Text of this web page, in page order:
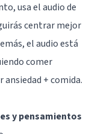
usa el audio de
centrar mejor
el audio está
comer
ansiedad + comida.
y pensamientos